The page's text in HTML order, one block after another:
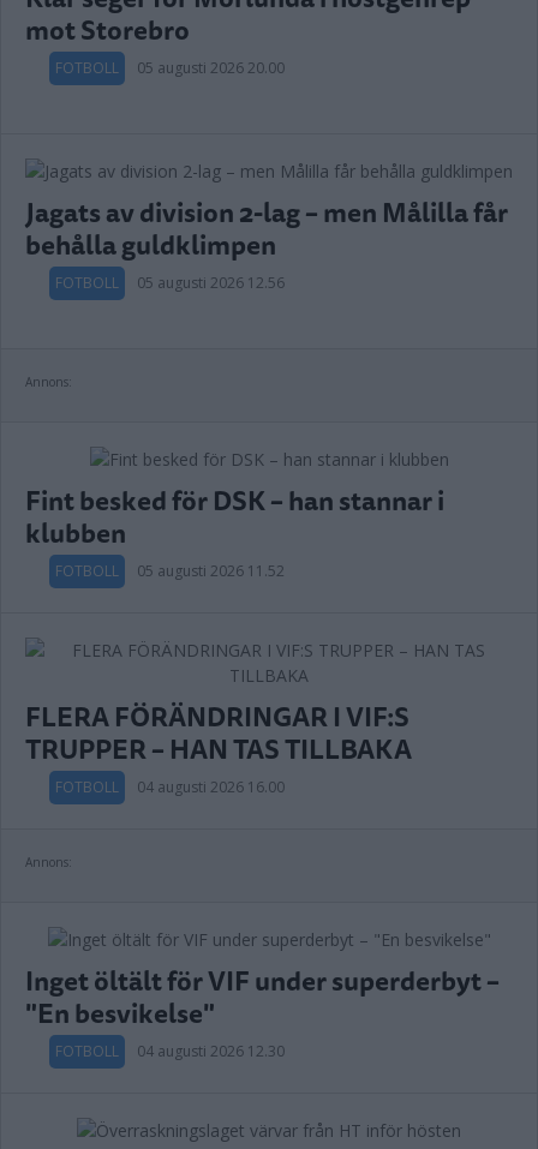
mot Storebro
FOTBOLL 05 augusti 2026 20.00
Jagats av division 2-lag – men Målilla får
behålla guldklimpen
FOTBOLL 05 augusti 2026 12.56
Annons:
Fint besked för DSK – han stannar i
klubben
FOTBOLL 05 augusti 2026 11.52
FLERA FÖRÄNDRINGAR I VIF:S
TRUPPER – HAN TAS TILLBAKA
FOTBOLL 04 augusti 2026 16.00
Annons:
Inget öltält för VIF under superderbyt –
"En besvikelse"
FOTBOLL 04 augusti 2026 12.30